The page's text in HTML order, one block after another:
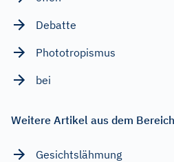
Debatte
Phototropismus
bei
Weitere Artikel aus dem
Gesichtslähmung